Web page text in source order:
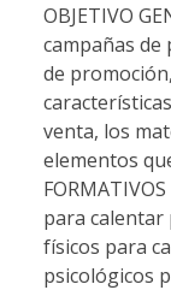
OBJETIVO
campañas
de
venta, los
elementos
para
físicos para
psicológicos